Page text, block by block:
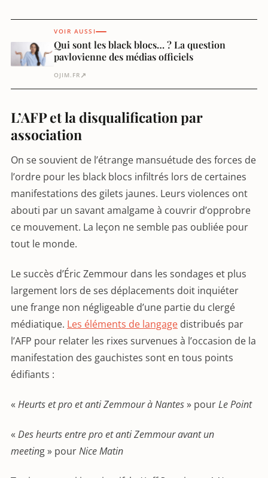
VOIR AUSSI
Qui sont les black blocs… ? La question
pavlovienne des médias officiels
OJIM.FR ↗
L’AFP et la disqualification par
association
On se souvient de l’étrange mansuétude des forces de
l’ordre pour les black blocs infiltrés lors de certaines
manifestations des gilets jaunes. Leurs violences ont
abouti par un savant amalgame à couvrir d’opprobre
ce mouvement. La leçon ne semble pas oubliée pour
tout le monde.
Le succès d’Éric Zemmour dans les sondages et plus
largement lors de ses déplacements doit inquiéter
une frange non négligeable d’une partie du clergé
médiatique. Les éléments de langage distribués par
l’AFP pour relater les rixes survenues à l’occasion de la
manifestation des gauchistes sont en tous points
édifiants :
« Heurts et pro et anti Zemmour à Nantes» pourLe Point
« Des heurts entre pro et anti Zemmour avant un
meeting » pourNice Matin